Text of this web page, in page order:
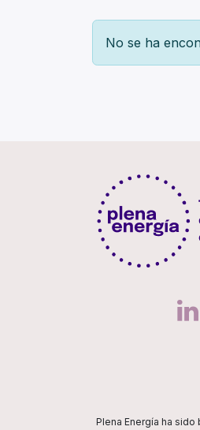
No se ha
Plena Energía ha